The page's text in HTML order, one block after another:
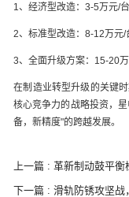
1、经济型改造：3-5万元/
2、标准型改造：8-12万元
3、全面升级方案：15-20
在制造业转型升级的关键
核心竞争力的战略投资，
备，新精度"的跨越发展。
上一篇 : 革新制动鼓平
下一篇 : 滑轨防锈攻坚战